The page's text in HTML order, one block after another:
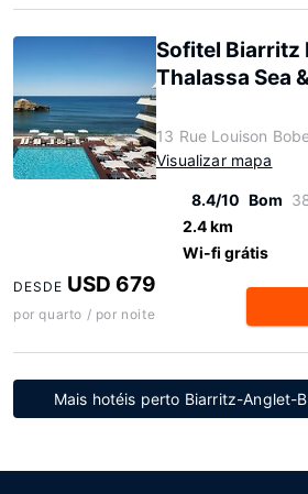
Sofitel Biarritz
Thalassa Sea
13 Rue Louison
Visualizar mapa
8.4/10 Bom
2.4 km
Wi-fi grátis
DESDE USD 679
por quarto / por noite
Mais hotéis perto Biarritz-Anglet-